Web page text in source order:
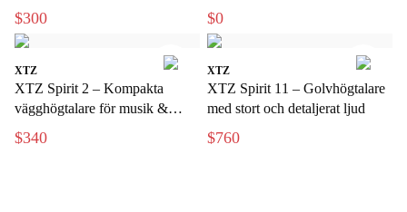
hemmabio
$300
kraftfull bas
$0
XTZ
XTZ Spirit 2 – Kompakta
vägghögtalare för musik &
hemmabio
$340
XTZ
XTZ Spirit 11 – Golvhögtalare
med stort och detaljerat ljud
$760